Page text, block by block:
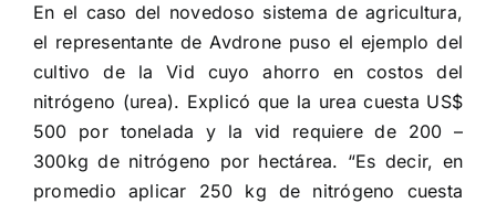
En el caso del novedoso sistema de agricultura,
el representante de Avdrone puso el ejemplo del
cultivo de la Vid cuyo ahorro en costos del
nitrógeno (urea). Explicó que la urea cuesta US$
500 por tonelada y la vid requiere de 200 –
300kg de nitrógeno por hectárea. “Es decir, en
promedio aplicar 250 kg de nitrógeno cuesta